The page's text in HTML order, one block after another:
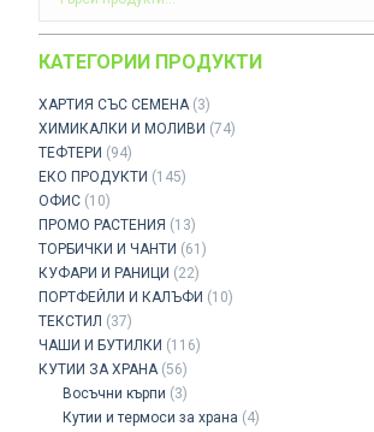
КАТЕГОРИИ ПРОДУКТИ
ХАРТИЯ СЪС СЕМЕНА (3)
ХИМИКАЛКИ И МОЛИВИ (74)
ТЕФТЕРИ (94)
ЕКО ПРОДУКТИ (145)
ОФИС (10)
ПРОМО РАСТЕНИЯ (13)
ТОРБИЧКИ И ЧАНТИ (61)
КУФАРИ И РАНИЦИ (22)
ПОРТФЕЙЛИ И КАЛЪФИ (10)
ТЕКСТИЛ (37)
ЧАШИ И БУТИЛКИ (116)
КУТИИ ЗА ХРАНА (56)
Восъчни кърпи (3)
Кутии и термоси за храна (4)